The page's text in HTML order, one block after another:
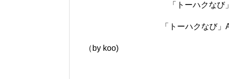
「トーハクなび
「トーハクなび
（by koo)